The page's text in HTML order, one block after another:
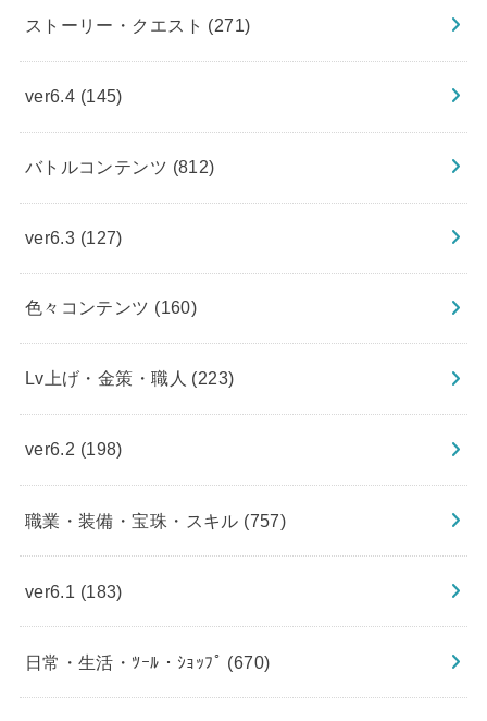
ストーリー・クエスト (271)
ver6.4 (145)
バトルコンテンツ (812)
ver6.3 (127)
色々コンテンツ (160)
Lv上げ・金策・職人 (223)
ver6.2 (198)
職業・装備・宝珠・スキル (757)
ver6.1 (183)
日常・生活・ﾂｰﾙ・ｼｮｯﾌﾟ (670)